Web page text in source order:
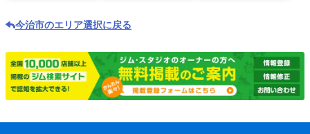
今治市のエリア選択に戻る